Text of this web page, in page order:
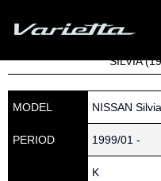
Home
Parts catalog
SILVIA
MODEL NISSAN
PERIOD 1999/01 -
K